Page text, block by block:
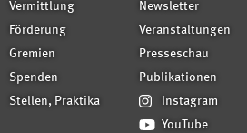
Vermittlung
Förderung
Gremien
Spenden
Stellen, Praktika
Newsletter
Veranstaltungen
Presseschau
Publikationen
Instagram
YouTube